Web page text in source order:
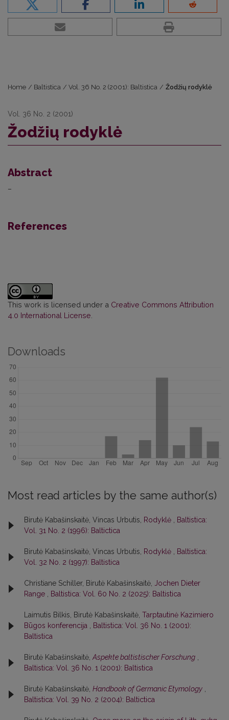
Home / Baltistica / Vol. 36 No. 2 (2001): Baltistica / Žodžių rodyklė
Vol. 36 No. 2 (2001)
Žodžių rodyklė
Abstract
–
References
This work is licensed under a Creative Commons Attribution
4.0 International License
Downloads
Most read articles by the same author(s)
Birutė Kabašinskaitė, Vincas Urbutis, Rodyklė
Baltistica:
Vol. 31 No. 2 (1996): Baltictica
Birutė Kabašinskaitė, Vincas Urbutis, Rodyklė
Baltistica:
Vol. 32 No. 2 (1997): Baltistica
Christiane Schiller, Birutė Kabašinskaitė,
Jochen Dieter
Range
Baltistica: Vol. 60 No. 2 (2025): Baltistica
Laimutis Bilkis, Birutė Kabašinskaitė, Tarptautinė Kazimiero
Būgos konferencija
Baltistica: Vol. 36 No. 1 (2001):
Baltistica
Birutė Kabašinskaitė, Aspekte baltistischer Forschung
Baltistica: Vol. 36 No. 1 (2001): Baltistica
Birutė Kabašinskaitė, Handbook of Germanic Etymology
Baltistica: Vol. 39 No. 2 (2004): Baltictica